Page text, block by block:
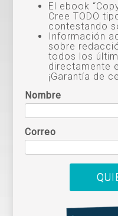
El ebook
Cree TODO
contestando
Información
sobre
todos los
directamente
¡Garantía de
Nombre
Correo